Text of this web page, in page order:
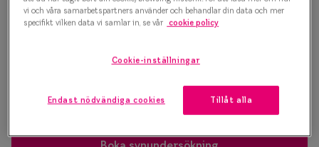
Bågstorlek
Osäker på vilken storlek du har? Se vår Storleksguide
vi och våra samarbetspartners använder och behandlar din data och mer
specifikt vilken data vi samlar in, se vår cookie policy
Cookie-inställningar
Endast nödvändiga cookies Tillåt alla